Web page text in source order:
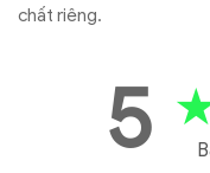
chất riêng.
5